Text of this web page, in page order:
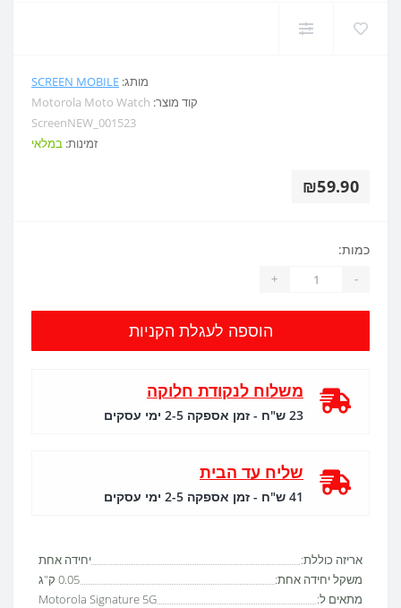
מותג: SCREEN MOBILE
קוד מוצר: Motorola Moto Watch
ScreenNEW_001523
זמינות: במלאי
₪59.90
אריזה כוללת:
יחידה אחת
משקל יחידה אחת:
0.05 ק"ג
מתאים ל:
Motorola Signature 5G
כמות:
-
+
הוספה לעגלת הקניות
משלוח לנקודת חלוקה
23 ש"ח - זמן אספקה 2-5 ימי עסקים
שליח עד הבית
41 ש"ח - זמן אספקה 2-5 ימי עסקים